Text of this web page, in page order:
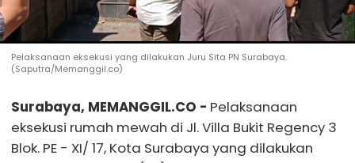
Pelaksanaan eksekusi yang dilakukan Juru Sita PN Surabaya.
(Saputra/Memanggil.co)
Surabaya, MEMANGGIL.CO - Pelaksanaan
eksekusi rumah mewah di Jl. Villa Bukit Regency 3
Blok. PE - XI/ 17, Kota Surabaya yang dilakukan